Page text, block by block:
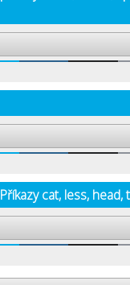
cat, less, head,